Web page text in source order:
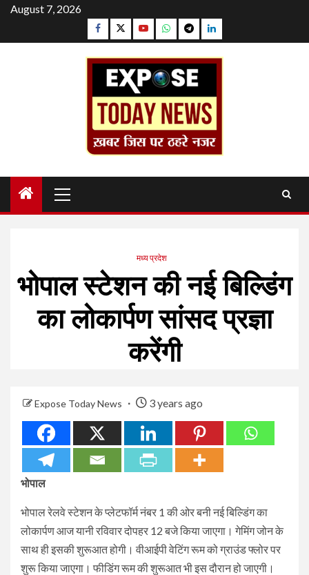
Skip
content
August 7, 2026
Facebook
TwitterYouTubeWhatsapp
TelegramLinkedin
Menu
मध्य प्रदेश
भोपाल स्टेशन की नई बिल्डिंग
का लोकार्पण सांसद प्रज्ञा
करेंगी
Expose Today News 3 years ago
भोपाल
भोपाल रेलवे स्टेशन के प्लेटफॉर्म नंबर 1 की ओर बनी नई बिल्डिंग का
लोकार्पण आज यानी रविवार दोपहर 12 बजे किया जाएगा। गेमिंग जोन के
साथ ही इसकी शुरूआत होगी। वीआईपी वेटिंग रूम को ग्राउंड फ्लोर पर
शुरू किया जाएगा। फीडिंग रूम की शुरूआत भी इस दौरान हो जाएगी।